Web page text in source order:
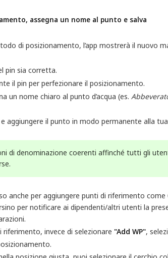
assegna un nome al punto e salva
di posizionamento, l’app mostrerà il nuovo
pin sia corretta.
il pin per perfezionare il posizionamento.
un nome chiaro al punto d’acqua (es.
aggiungere il punto in modo permanente alla
di denominazione coerenti affinché tutti gli
anche per aggiungere punti di riferimento come
per notificare ai dipendenti/altri utenti la
riferimento, invece di selezionare "Add WP",